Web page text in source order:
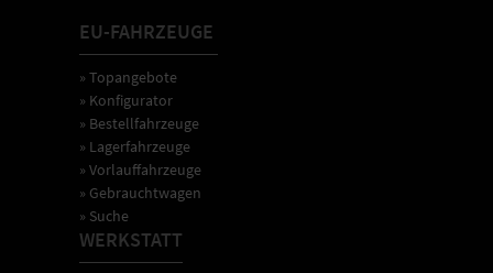
EU-FAHRZEUGE
» Topangebote
» Konfigurator
» Bestellfahrzeuge
» Lagerfahrzeuge
» Vorlauffahrzeuge
» Gebrauchtwagen
» Suche
WERKSTATT